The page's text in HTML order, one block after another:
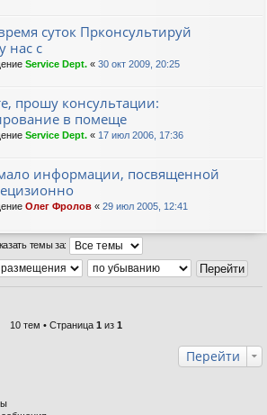
суток Прконсультируй
нас с
Service Dept. « 30 окт 2009, 20:25
прошу консультации:
в помеще
Service Dept. « 17 июл 2006, 17:36
информации, посвященной
Олег Фролов « 29 июл 2005, 12:41
темы за:
10 тем • Страница 1 из 1
Перейти